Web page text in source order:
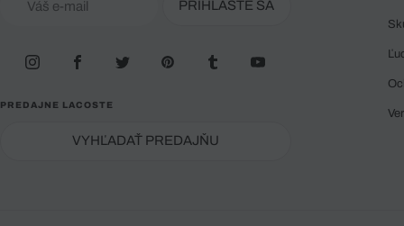
PRIHLÁSTE SA
PREDAJNE LACOSTE
VYHĽADAŤ PREDAJŇU